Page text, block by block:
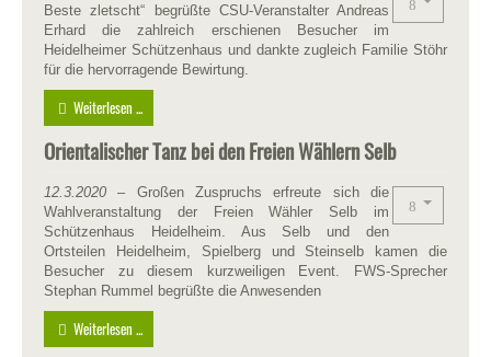
Beste zletscht“ begrüßte CSU-Veranstalter Andreas
Erhard die zahlreich erschienen Besucher im
Heidelheimer Schützenhaus und dankte zugleich Familie Stöhr
für die hervorragende Bewirtung.
Weiterlesen ...
Orientalischer Tanz bei den Freien Wählern Selb
12.3.2020 – Großen Zuspruchs erfreute sich die
Wahlveranstaltung der Freien Wähler Selb im
Schützenhaus Heidelheim. Aus Selb und den
Ortsteilen Heidelheim, Spielberg und Steinselb kamen die
Besucher zu diesem kurzweiligen Event. FWS-Sprecher
Stephan Rummel begrüßte die Anwesenden
Weiterlesen ...